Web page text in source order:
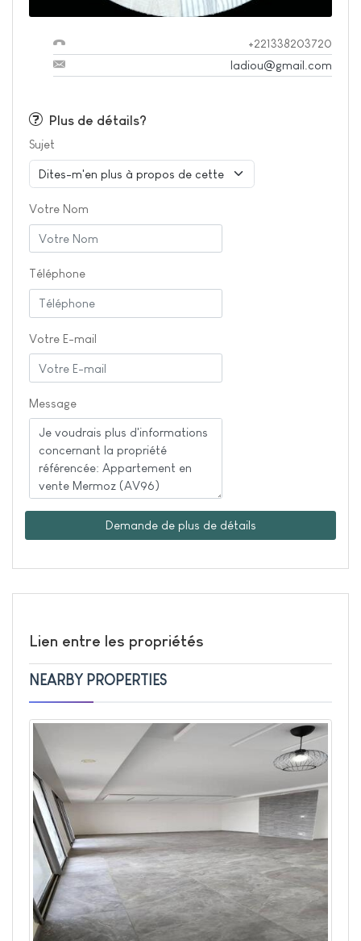
+221338203720
ladiou@gmail.com
Plus de détails?
Sujet
Votre Nom
Téléphone
Votre E-mail
Message
Demande de plus de détails
Lien entre les propriétés
NEARBY PROPERTIES